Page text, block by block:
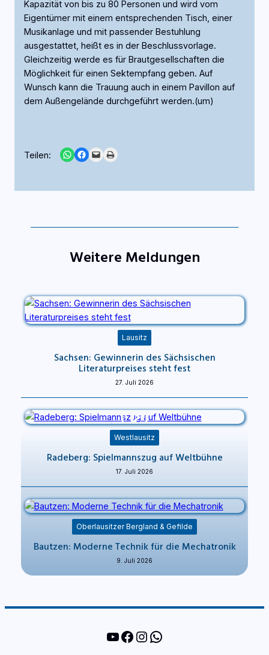
Kapazität von bis zu 80 Personen und wird vom
Eigentümer mit einem entsprechenden Tisch, einer
Musikanlage und mit passender Bestuhlung
ausgestattet, heißt es in der Beschlussvorlage.
Gleichzeitig werde es für Brautgesellschaften die
Möglichkeit für einen Sektempfang geben. Auf
Wunsch kann die Trauung auch in einem Pavillon auf
dem Außengelände durchgeführt werden.(um)
Teilen: Share on WhatsApp
Share on Facebook
Email this PagePrint this Page
Weitere Meldungen
Lausitz
Sachsen: Gewinnerin des Sächsischen
Literaturpreises steht fest
27. Juli 2026
Westlausitz
Radeberg: Spielmannszug auf Weltbühne
17. Juli 2026
Oberlausitzer Bergland & Gefilde
Bautzen: Moderne Technik für die Mechatronik
9. Juli 2026
YouTube
Facebook
Instagram
WhatsApp